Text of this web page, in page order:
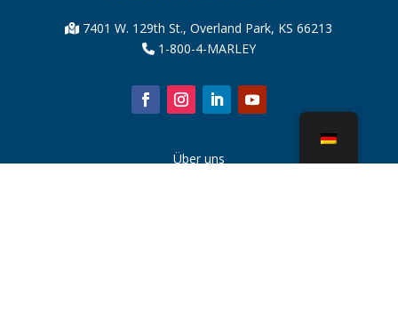
7401 W. 129th St., Overland Park, KS 66213
1-800-4-MARLEY
Über uns